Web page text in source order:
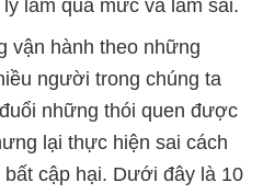
làm quá mức và làm sai.
vận hành theo những
người trong chúng ta
những thói quen được
lại thực hiện sai cách
cập hại. Dưới đây là 10